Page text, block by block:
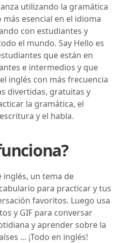
utilizando la gramática
esencial en el idioma
con estudiantes y
el mundo. Say Hello es
que están en
e intermedios y que
inglés con más frecuencia
divertidas, gratuitas y
la gramática, el
y el habla.
inglés, un tema de
para practicar y tus
favoritos. Luego usa
y GIF para conversar
y aprender sobre la
... ¡Todo en inglés!